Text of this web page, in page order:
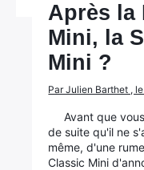
Après la
Mini, la
Mini ?
Par Julien Barthet ,
Avant que
de suite qu'il ne
même, d'une
Classic Mini